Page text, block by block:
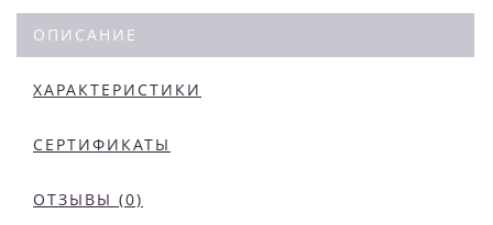
ОПИСАНИЕ
ХАРАКТЕРИСТИКИ
СЕРТИФИКАТЫ
ОТЗЫВЫ (0)